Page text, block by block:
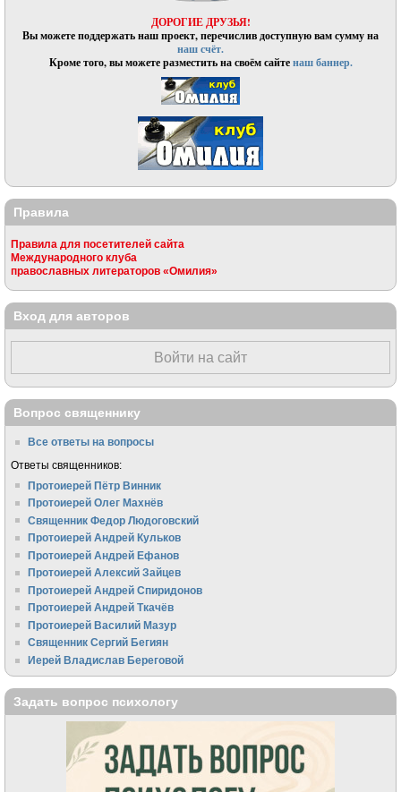
ДОРОГИЕ ДРУЗЬЯ!
Вы можете поддержать наш проект, перечислив доступную вам сумму на
наш счёт.
Кроме того, вы можете разместить на своём сайтенаш баннер.
Правила
Правила для посетителей сайта
Международного клуба
православных литераторов «Омилия»
Вход для авторов
Войти на сайт
Вопрос священнику
Все ответы на вопросы
Ответы священников:
Протоиерей Пётр Винник
Протоиерей Олег Махнёв
Священник Федор Людоговский
Протоиерей Андрей Кульков
Протоиерей Андрей Ефанов
Протоиерей Алексий Зайцев
Протоиерей Андрей Спиридонов
Протоиерей Андрей Ткачёв
Протоиерей Василий Мазур
Священник Сергий Бегиян
Иерей Владислав Береговой
Задать вопрос психологу